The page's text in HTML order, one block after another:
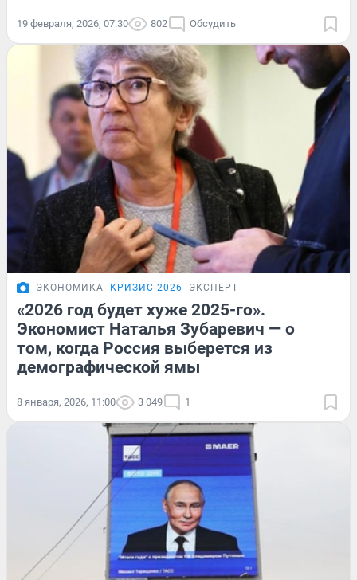
19 февраля, 2026, 07:30 802 Обсудить
ЭКОНОМИКА КРИЗИС-2026 ЭКСПЕРТ
«2026 год будет хуже 2025-го».
Экономист Наталья Зубаревич — о
том, когда Россия выберется из
демографической ямы
8 января, 2026, 11:00 3 049 1